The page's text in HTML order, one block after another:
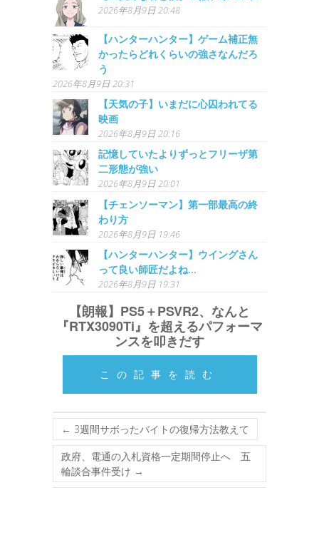
2026年8月9日 20:48
【ハンターハンター】ゲーム補正無
かったらどれくらいの強さなんだろ
う
2026年8月9日 20:31
【天気の子】いまだに心囚われてる
映画
2026年8月9日 20:16
記憶していたよりずっとフリーザ第
二形態が強い
2026年8月9日 20:01
【チェンソーマン】第一部最高の終
わり方
2026年8月9日 19:46
【ハンターハンター】ウイングさん
って良い師匠だよね…
2026年8月9日 19:31
【朗報】PS5＋PSVR2、なんと
『RTX3090Ti』を超えるパフォーマ
ンスを叩きだす
この記事を読む
← 3週間サボったバイトの復帰方法教えて
政府、電通の入札資格一定期間停止へ 五
輪談合事件受け →